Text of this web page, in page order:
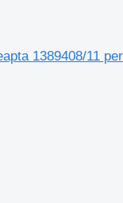
1389408/11 per